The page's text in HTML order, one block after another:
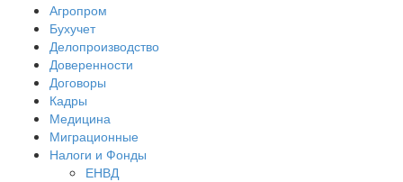
Агропром
Бухучет
Делопроизводство
Доверенности
Договоры
Кадры
Медицина
Миграционные
Налоги и Фонды
ЕНВД